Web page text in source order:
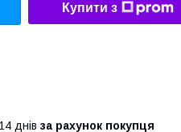
Купити з
днів за рахунок покупця